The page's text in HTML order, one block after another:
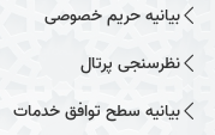
بیانیه حریم خصوصی
نظرسنجی پرتال
بیانیه سطح توافق خدمات